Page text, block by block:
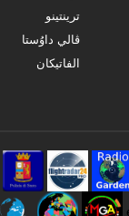
ترينتينو
ڤالي داوُستا
الفاتيكان